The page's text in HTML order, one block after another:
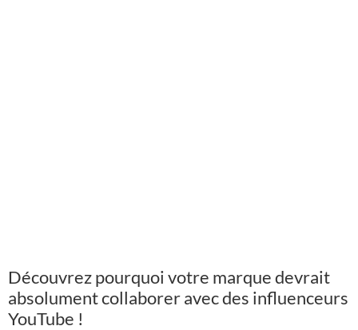
Découvrez pourquoi votre marque devrait
absolument collaborer avec des influenceurs
YouTube !